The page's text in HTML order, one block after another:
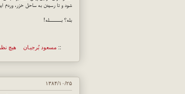
شود و تا رسیدن به ساحل خزر، وردم
بله؟ بــــــــــــله!
:: مسعود بُرجيـان هیچ
۱۳۸۴/۱۰/۲۵